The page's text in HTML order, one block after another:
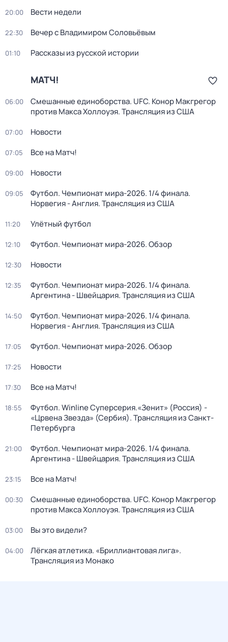
20:00 Вести недели
22:30 Вечер с Владимиром Соловьёвым
01:10 Рассказы из русской истории
МАТЧ!
06:00
Смешанные единоборства. UFC. Конор Макгрегор
против Макса Холлоуэя. Трансляция из США
07:00 Новости
07:05 Все на Матч!
09:00 Новости
09:05
Футбол. Чемпионат мира-2026. 1/4 финала.
Норвегия - Англия. Трансляция из США
11:20 Улётный футбол
12:10 Футбол. Чемпионат мира-2026. Обзор
12:30 Новости
12:35
Футбол. Чемпионат мира-2026. 1/4 финала.
Аргентина - Швейцария. Трансляция из США
14:50
Футбол. Чемпионат мира-2026. 1/4 финала.
Норвегия - Англия. Трансляция из США
17:05 Футбол. Чемпионат мира-2026. Обзор
17:25 Новости
17:30 Все на Матч!
18:55
Футбол. Winline Суперсерия.«Зенит» (Россия) -
«Црвена Звезда» (Сербия). Трансляция из Санкт-
Петербурга
21:00
Футбол. Чемпионат мира-2026. 1/4 финала.
Аргентина - Швейцария. Трансляция из США
23:15 Все на Матч!
00:30
Смешанные единоборства. UFC. Конор Макгрегор
против Макса Холлоуэя. Трансляция из США
03:00 Вы это видели?
04:00
Лёгкая атлетика. «Бриллиантовая лига».
Трансляция из Монако